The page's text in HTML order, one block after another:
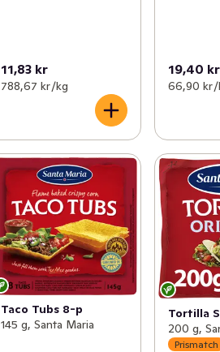
11,83 kr
788,67 kr /kg
19,40 kr
66,90 kr /
Taco Tubs 8-p
145 g, Santa Maria
Tortilla
200 g,
Prismatch